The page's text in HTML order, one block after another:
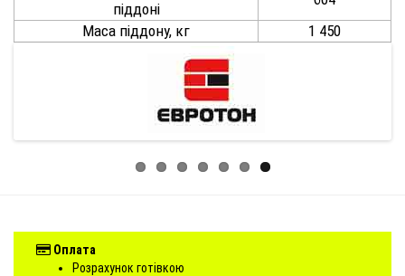
піддоні
Маса піддону, кг
1 450
Оплата
Розрахунок готівкою